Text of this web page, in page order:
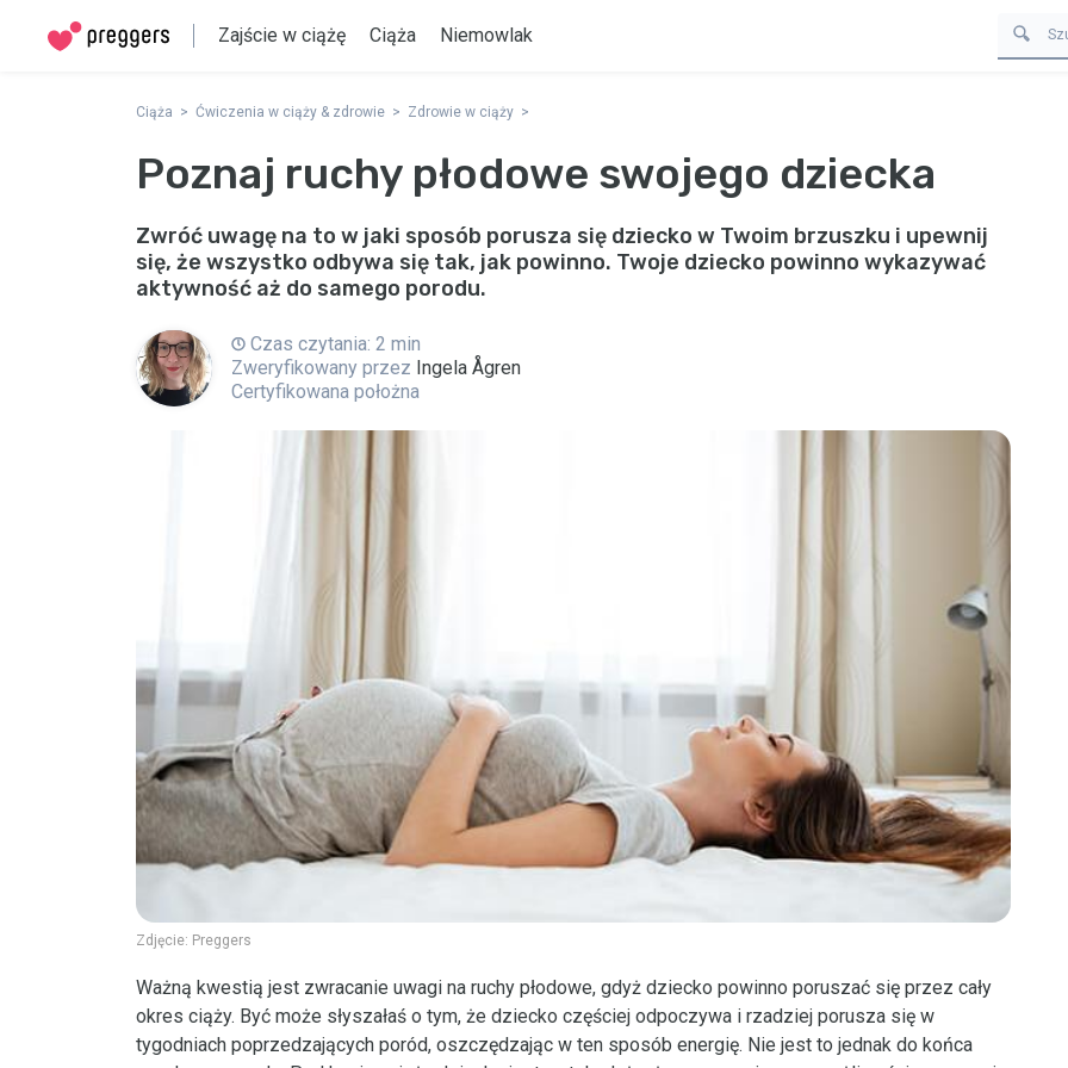
Zajście w ciążę Ciąża Niemowlak
Ciąża Ćwiczenia w ciąży & zdrowie Zdrowie w ciąży
Poznaj ruchy płodowe swojego dziecka
Zwróć uwagę na to w jaki sposób porusza się dziecko w Twoim brzuszku i upewnij
się, że wszystko odbywa się tak, jak powinno. Twoje dziecko powinno wykazywać
aktywność aż do samego porodu.
Czas czytania: 2 min
Zweryfikowany przez Ingela Ågren
Certyfikowana położna
Zdjęcie: Preggers
Ważną kwestią jest zwracanie uwagi na ruchy płodowe, gdyż dziecko powinno poruszać się przez cały
okres ciąży. Być może słyszałaś o tym, że dziecko częściej odpoczywa i rzadziej porusza się w
tygodniach poprzedzających poród, oszczędzając w ten sposób energię. Nie jest to jednak do końca